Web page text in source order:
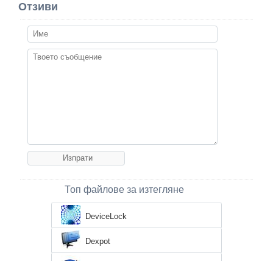
Отзиви
Топ файлове за изтегляне
DeviceLock
Dexpot